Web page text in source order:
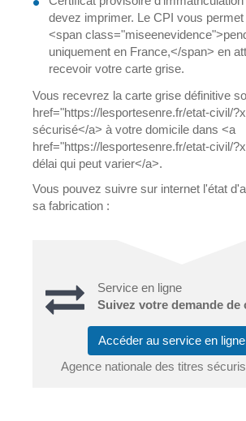
devez imprimer. Le CPI vous
<span
uniquement en France,</span> en
recevoir votre carte grise.
Vous recevrez la carte grise définitive
href="https://lesportesenre.fr/etat-civil/
sécurisé</a> à votre domicile dans <a
href="https://lesportesenre.fr/etat-civil/
délai qui peut varier</a>.
Vous pouvez suivre sur internet l'état
sa fabrication :
Service en ligne
Suivez votre demande de
Accéder au service en
Agence nationale des titres